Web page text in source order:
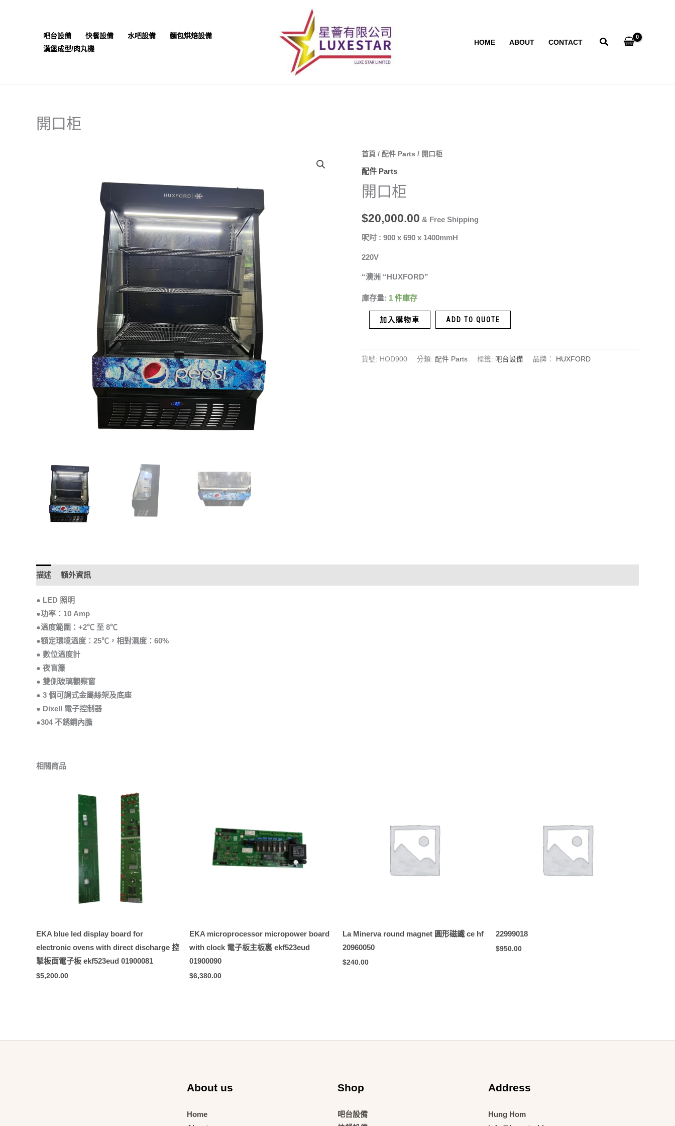
吧台設備 快餐設備 水吧設備
麵包烘焙設備
漢堡成型/肉丸機
HOME ABOUT CONTACT
開口柜
首頁 / 配件 Parts / 開口柜
配件 Parts
開口柜
$20,000.00 & Free Shipping
呎吋 : 900 x 690 x 1400mmH
220V
“澳洲 “HUXFORD”
庫存量: 1 件庫存
開
口
數
加入購物車 ADD TO QUOTE
貨號: HOD900 分類: 配件 Parts 標籤: 吧台設備 品牌： HUXFORD
描述 額外資訊
● LED 照明
●功率：10 Amp
●溫度範圍：+2℃ 至 8℃
●額定環境溫度：25℃，相對濕度：60%
● 數位溫度計
● 夜盲簾
● 雙側玻璃觀察窗
● 3 個可調式金屬絲架及底座
● Dixell 電子控制器
●304 不銹鋼內膽
相關商品
EKA blue led display board for
electronic ovens with direct discharge 控
掣板面電子板 ekf523eud 01900081
$5,200.00
EKA microprocessor micropower board
with clock 電子板主板裏 ekf523eud
01900090
$6,380.00
La Minerva round magnet 圓形磁鐵 ce hf
20960050
$240.00
22999018
$950.00
About us
Home
Shop
吧台設備
Address
Hung Hom